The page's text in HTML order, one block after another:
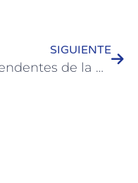
SIGUIENTE
Intendentes de la Mancomunidad de Municipios de la Microrregión se reunieron en El Palmar